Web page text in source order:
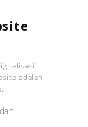
adalah